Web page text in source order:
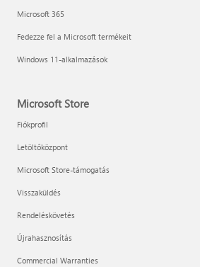
Microsoft 365
Fedezze fel a Microsoft termékeit
Windows 11-alkalmazások
Microsoft Store
Fiókprofil
Letöltőközpont
Microsoft Store-támogatás
Visszaküldés
Rendeléskövetés
Újrahasznosítás
Commercial Warranties